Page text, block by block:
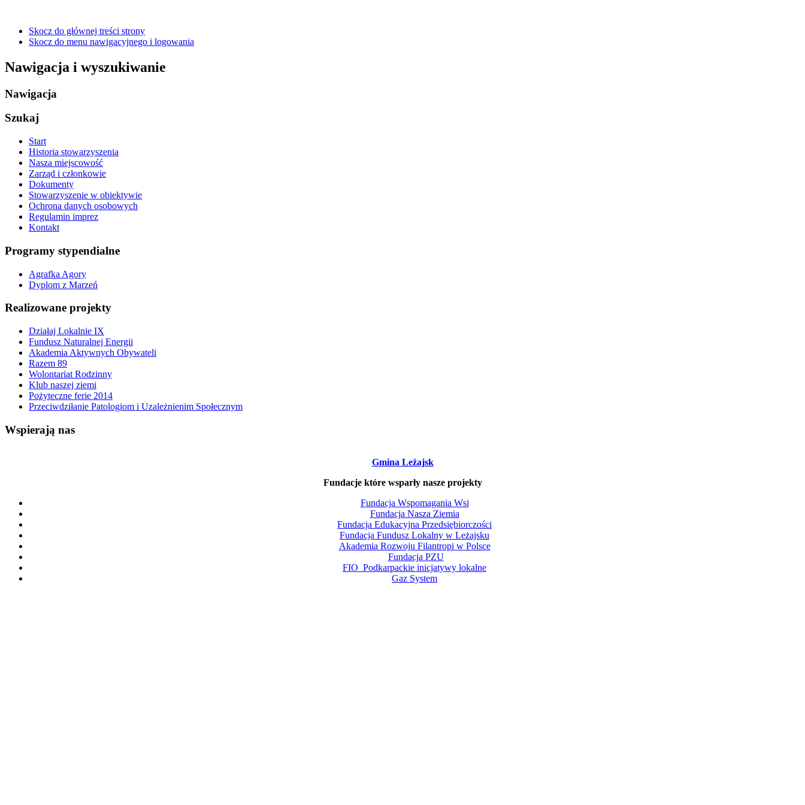
Skocz do głównej treści strony
Skocz do menu nawigacyjnego i logowania
Nawigacja i wyszukiwanie
Nawigacja
Szukaj
Start
Historia stowarzyszenia
Nasza miejscowość
Zarząd i członkowie
Dokumenty
Stowarzyszenie w obiektywie
Ochrona danych osobowych
Regulamin imprez
Kontakt
Programy stypendialne
Agrafka Agory
Dyplom z Marzeń
Realizowane projekty
Działaj Lokalnie IX
Fundusz Naturalnej Energii
Akademia Aktywnych Obywateli
Razem 89
Wolontariat Rodzinny
Klub naszej ziemi
Pożyteczne ferie 2014
Przeciwdziłanie Patologiom i Uzależnienim Społecznym
Wspierają nas
Gmina Leżajsk
Fundacje które wsparły nasze projekty
Fundacja Wspomagania Wsi
Fundacja Nasza Ziemia
Fundacja Edukacyjna Przedsiębiorczości
Fundacja Fundusz Lokalny w Leżajsku
Akademia Rozwoju Filantropi w Polsce
Fundacja PZU
FIO Podkarpackie inicjatywy lokalne
Gaz System